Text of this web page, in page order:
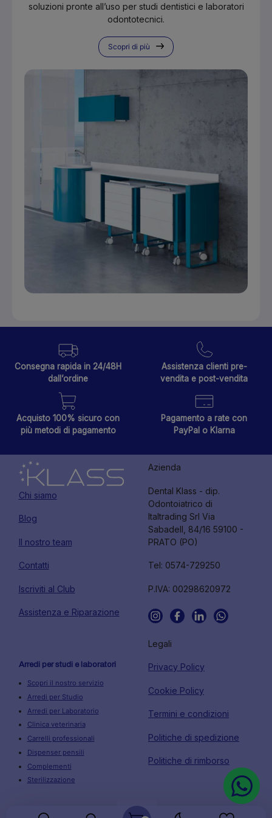
soluzioni pronte all’uso per studi dentistici e laboratori
odontotecnici.
Scopri di più
Consegna rapida in 24/48H
dall’ordine
Assistenza clienti pre-
vendita e post-vendita
Acquisto 100% sicuro con
più metodi di pagamento
Pagamento a rate con
PayPal o Klarna
Chi siamo
Blog
Il nostro team
Contatti
Iscriviti al Club
Assistenza e Riparazione
Azienda
Dental Klass - dip.
Odontoiatrico di
Italtrading Srl Via
Sabadell, 84/16 59100 -
PRATO (PO)
Tel: 0574-729250
P.IVA: 00298620972
Arredi per studi e laboratori
Scopri il nostro servizio
Arredi per Studio
Arredi per Laboratorio
Clinica veterinaria
Carrelli professionali
Dispenser pensili
Complementi
Sterilizzazione
Legali
Privacy Policy
Cookie Policy
Termini e condizioni
Politiche di spedizione
Politiche di rimborso